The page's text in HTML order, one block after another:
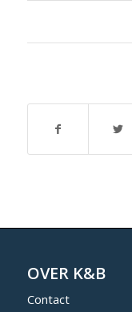
OVER K&B
Contact